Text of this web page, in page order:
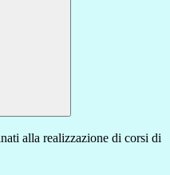
alla realizzazione di corsi di